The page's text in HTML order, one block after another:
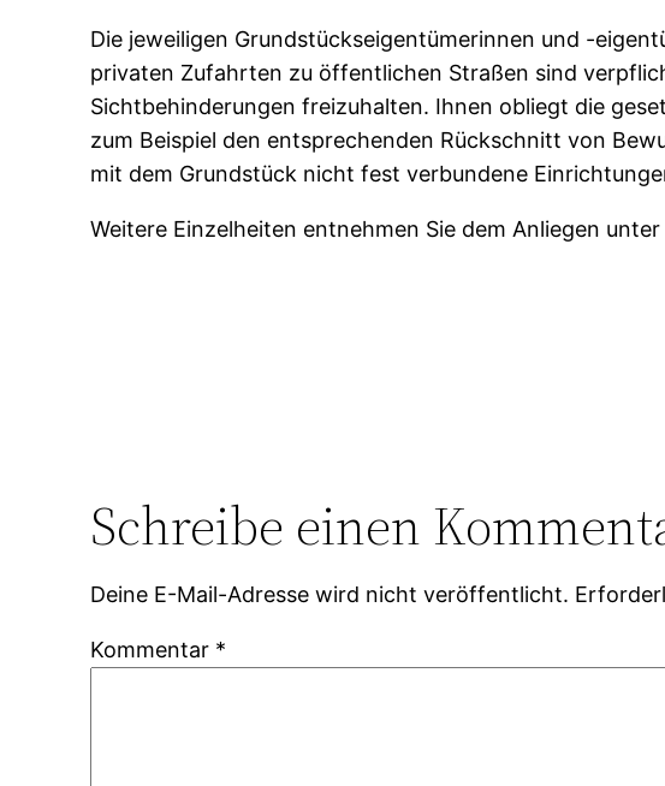
Die jeweiligen Grundstückseigentümerinnen und -
privaten Zufahrten zu öffentlichen Straßen sind
Sichtbehinderungen freizuhalten. Ihnen obliegt die
zum Beispiel den entsprechenden Rückschnitt von
mit dem Grundstück nicht fest verbundene
Weitere Einzelheiten entnehmen Sie dem Anliegen
Schreibe einen
Deine E-Mail-Adresse wird nicht veröffentlicht.
Kommentar *